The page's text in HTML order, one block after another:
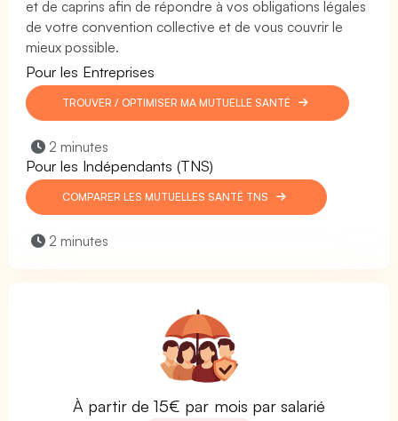
et de caprins afin de répondre à vos obligations légales
de votre convention collective et de vous couvrir le
mieux possible.
Pour les Entreprises
TROUVER / OPTIMISER MA MUTUELLE SANTÉ
2 minutes
Pour les Indépendants (TNS)
COMPARER LES MUTUELLES SANTÉ TNS
2 minutes
À partir de 15€ par mois par salarié